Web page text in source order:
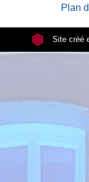
Plan
Site créé